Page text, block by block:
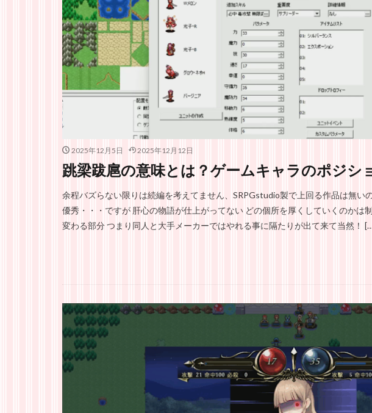
2025年12月5日 2025年12月12日
跳梁跋扈の意味とは？ゲームキャラのポジシ
余程バズらない限りは続編を考えてません、SRPGstudio製で上回る作品は無い
優秀・・・ですが 肝心の物語が仕上がってない どの個所を厚くしていくのかは
変わる部分 つまり同人と大手メーカーではやれる事に隔たりが出て来て当然！